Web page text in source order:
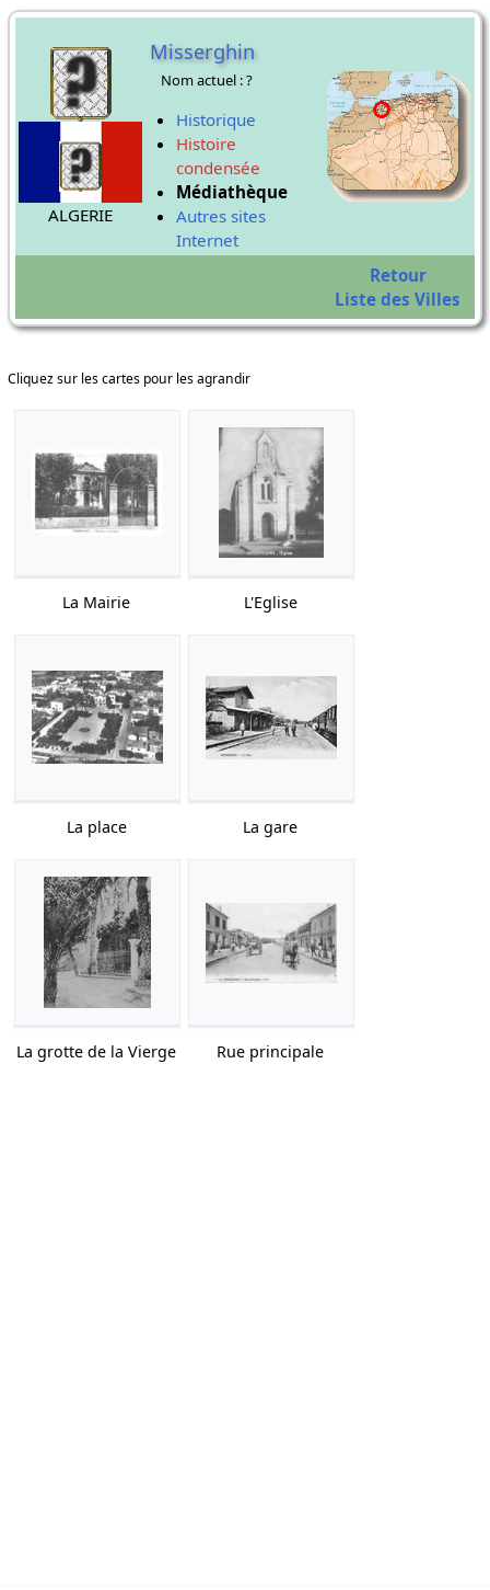
ALGERIE
Misserghin
Nom actuel : ?
Historique
Histoire
condensée
Médiathèque
Autres sites
Internet
Retour
Liste des Villes
Cliquez sur les cartes pour les agrandir
La Mairie L'Eglise
La place La gare
La grotte de la Vierge Rue principale